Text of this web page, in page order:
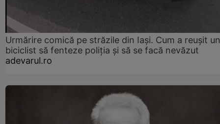
Urmărire comică pe străzile din Iași. Cum a reușit un
biciclist să fenteze poliția și să se facă nevăzut
adevarul.ro